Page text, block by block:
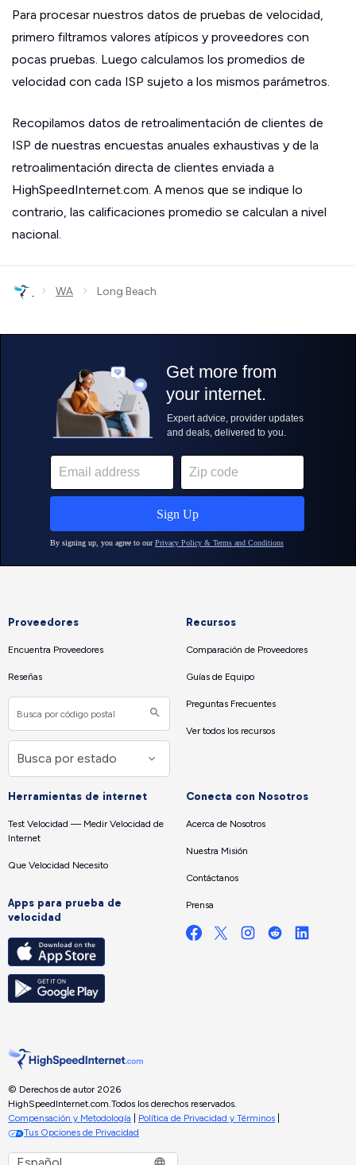
Para procesar nuestros datos de pruebas de velocidad,
primero filtramos valores atípicos y proveedores con
pocas pruebas. Luego calculamos los promedios de
velocidad con cada ISP sujeto a los mismos parámetros.
Recopilamos datos de retroalimentación de clientes de
ISP de nuestras encuestas anuales exhaustivas y de la
retroalimentación directa de clientes enviada a
HighSpeedInternet.com. A menos que se indique lo
contrario, las calificaciones promedio se calculan a nivel
nacional.
› WA › Long Beach
Proveedores
Encuentra Proveedores
Reseñas
Recursos
Comparación de Proveedores
Guías de Equipo
Preguntas Frecuentes
Ver todos los recursos
Herramientas de internet
Test Velocidad — Medir Velocidad de
Internet
Que Velocidad Necesito
Apps para prueba de
velocidad
Conecta con Nosotros
Acerca de Nosotros
Nuestra Misión
Contáctanos
Prensa
© Derechos de autor 2026
HighSpeedInternet.com.Todos los derechos reservados.
Compensación y Metodología
Política de Privacidad y Términos
Tus Opciones de Privacidad